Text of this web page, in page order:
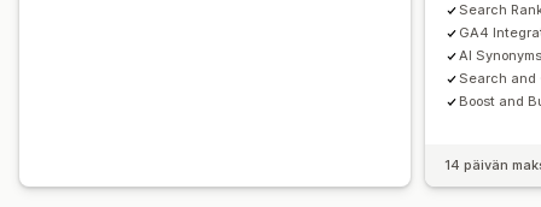
Search
GA4
AI
Search and
Boost and
14 päivän